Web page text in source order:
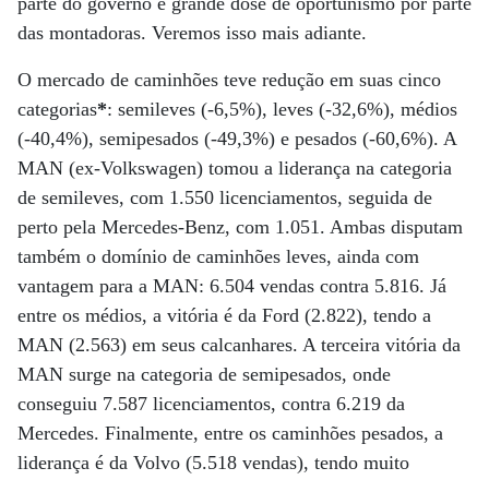
das montadoras. Veremos isso mais adiante.
O mercado de caminhões teve redução em suas cinco
categorias*: semileves (-6,5%), leves (-32,6%), médios
(-40,4%), semipesados (-49,3%) e pesados (-60,6%). A
MAN (ex-Volkswagen) tomou a liderança na categoria
de semileves, com 1.550 licenciamentos, seguida de
perto pela Mercedes-Benz, com 1.051. Ambas disputam
também o domínio de caminhões leves, ainda com
vantagem para a MAN: 6.504 vendas contra 5.816. Já
entre os médios, a vitória é da Ford (2.822), tendo a
MAN (2.563) em seus calcanhares. A terceira vitória da
MAN surge na categoria de semipesados, onde
conseguiu 7.587 licenciamentos, contra 6.219 da
Mercedes. Finalmente, entre os caminhões pesados, a
liderança é da Volvo (5.518 vendas), tendo muito